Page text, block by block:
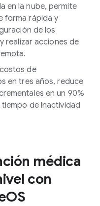
en la nube, permite
forma rápida y
de los
realizar acciones de
de
en tres años, reduce
en un 90%
de inactividad
médica
con